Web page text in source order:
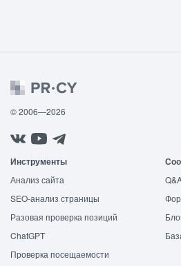
© 2006—2026
Инструменты
Анализ сайта
SEO-анализ страницы
Разовая проверка позиций
ChatGPT
Проверка посещаемости